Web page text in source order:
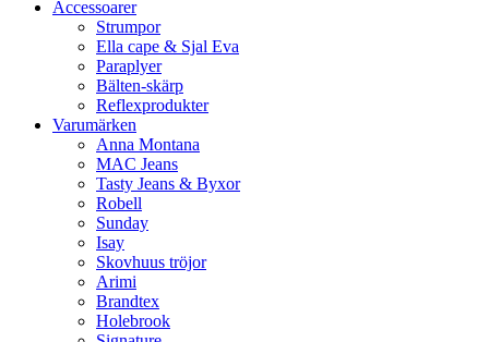
Accessoarer
Strumpor
Ella cape & Sjal Eva
Paraplyer
Bälten-skärp
Reflexprodukter
Varumärken
Anna Montana
MAC Jeans
Tasty Jeans & Byxor
Robell
Sunday
Isay
Skovhuus tröjor
Arimi
Brandtex
Holebrook